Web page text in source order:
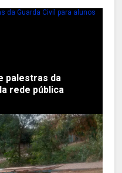
palestras da
rede pública